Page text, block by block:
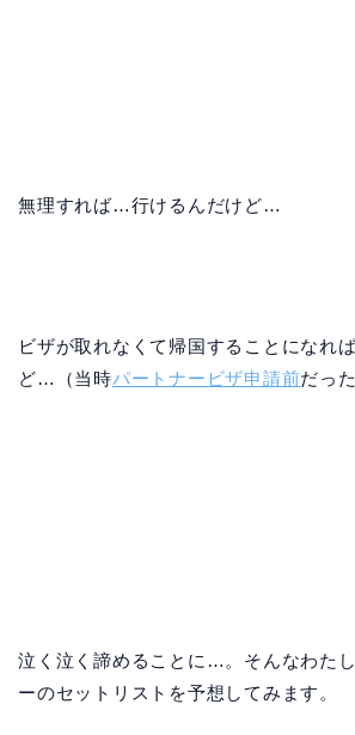
無理すれば…行けるんだけど…
ビザが取れなくて帰国することになれ
ど…（当時パートナービザ申請前だっ
泣く泣く諦めることに…。そんなわた
ーのセットリストを予想してみます。